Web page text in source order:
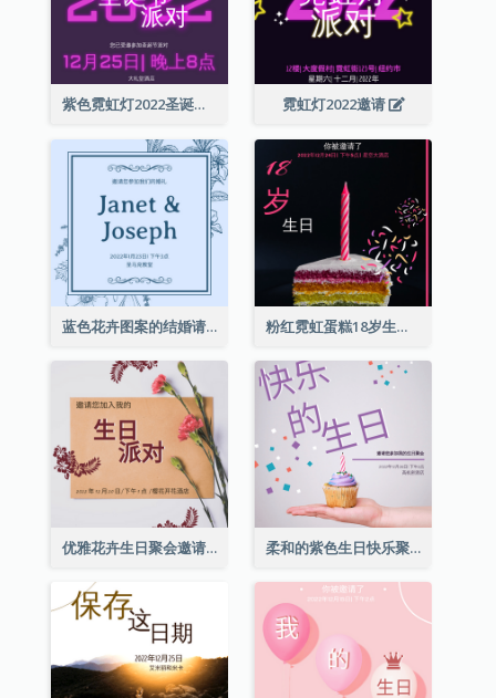
紫色霓虹灯2022圣诞晚会邀请函 霓虹灯2022邀请
蓝色花卉图案的结婚请柬 粉红霓虹蛋糕18岁生日请柬
优雅花卉生日聚会邀请函 柔和的紫色生日快乐聚会请柬